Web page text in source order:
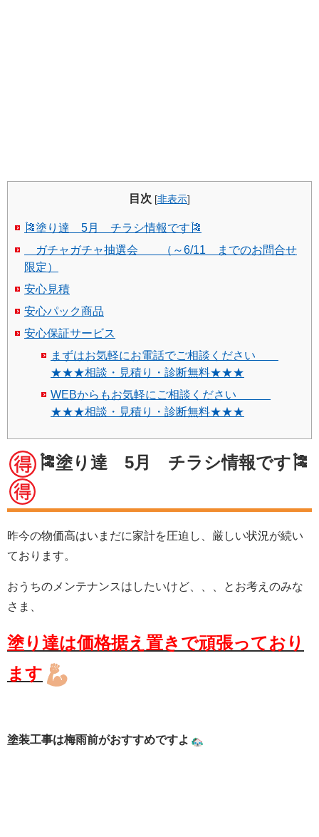
目次 [非表示]
🎏塗り達 5月 チラシ情報です🎏
ガチャガチャ抽選会 （～6/11 までのお問合せ
限定）
安心見積
安心パック商品
安心保証サービス
まずはお気軽にお電話でご相談ください
★★★相談・見積り・診断無料★★★
WEBからもお気軽にご相談ください
★★★相談・見積り・診断無料★★★
🎏塗り達 5月 チラシ情報です🎏
昨今の物価高はいまだに家計を圧迫し、厳しい状況が続い
ております。
おうちのメンテナンスはしたいけど、、、とお考えのみな
さま、
塗り達は価格据え置きで頑張っており
ます
塗装工事は梅雨前がおすすめですよ